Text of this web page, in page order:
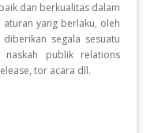
dan berkualitas dalam
yang berlaku, oleh
segala sesuatu
publik relations
tor acara dll.